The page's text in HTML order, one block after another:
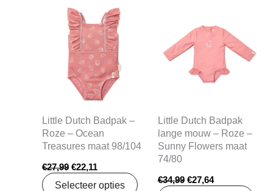
Little Dutch Badpak –
Roze – Ocean
Treasures maat 98/104
€27,99
Oorspronkelijke
prijs
was:
€27,99.
€22,11
Huidige
prijs
is:
€22,11.
Selecteer opties
Little Dutch Badpak
lange mouw – Roze –
Sunny Flowers maat
74/80
€34,99
was:
€34,99.
€27,64
is:
€27,64.